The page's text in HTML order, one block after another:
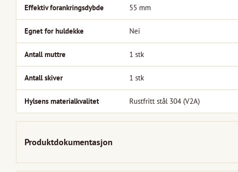
Effektiv forankringsdybde 55 mm
Egnet for huldekke Nei
Antall muttre 1 stk
Antall skiver 1 stk
Hylsens materialkvalitet Rustfritt stål 304 (V2A)
Produktdokumentasjon